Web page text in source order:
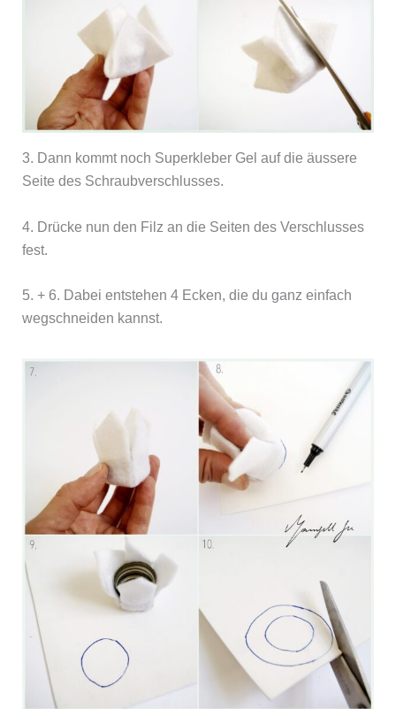
3. Dann kommt noch Superkleber Gel auf die äussere
Seite des Schraubverschlusses.
4. Drücke nun den Filz an die Seiten des Verschlusses
fest.
5. + 6. Dabei entstehen 4 Ecken, die du ganz einfach
wegschneiden kannst.